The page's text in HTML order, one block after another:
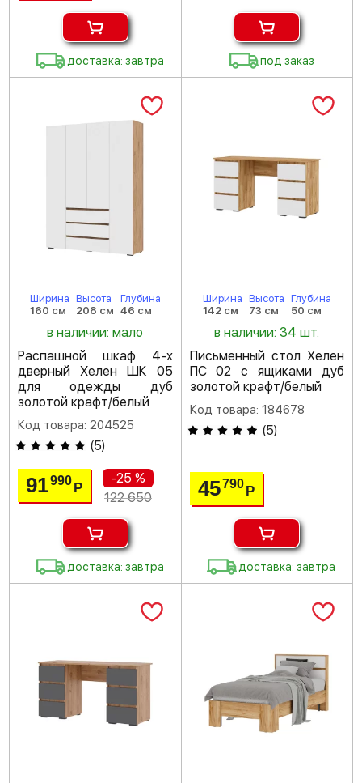
доставка: завтра под заказ
Ширина
160 см
Высота
208 см
Глубина
46 см
в наличии: мало
Распашной шкаф 4-х
дверный Хелен ШК 05
для одежды дуб
золотой крафт/белый
Код товара: 204525
(5)
91990Р
-25 %
122 650
доставка: завтра
Ширина
142 см
Высота
73 см
Глубина
50 см
в наличии: 34 шт.
Письменный стол Хелен
ПС 02 с ящиками дуб
золотой крафт/белый
Код товара: 184678
(5)
45790 Р
доставка: завтра